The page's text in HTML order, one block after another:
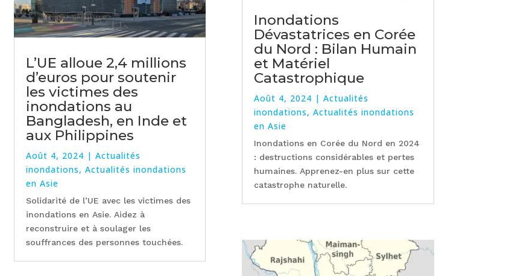
L’UE alloue 2,4 millions
d’euros pour soutenir
les victimes des
inondations au
Bangladesh, en Inde et
aux Philippines
Août 4, 2024 | Actualités
inondations, Actualités inondations
en Asie
Solidarité de l’UE avec les victimes des
inondations en Asie. Aidez à
reconstruire et à soulager les
souffrances des personnes touchées.
Inondations
Dévastatrices en Corée
du Nord : Bilan Humain
et Matériel
Catastrophique
Août 4, 2024 | Actualités
inondations, Actualités inondations
en Asie
Inondations en Corée du Nord en 2024
: destructions considérables et pertes
humaines. Apprenez-en plus sur cette
catastrophe naturelle.